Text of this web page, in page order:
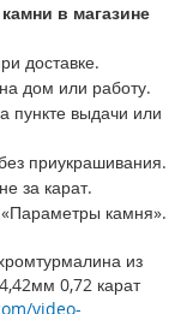
в магазине
доставке.
дом или работу.
пункте выдачи или
приукрашивания.
за карат.
«Параметры камня».
из
0,72 карат
video-